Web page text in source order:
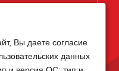
Вы даете согласие
данных